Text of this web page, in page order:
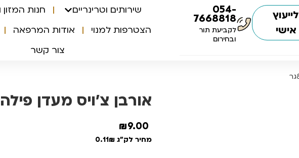
054-
7668818
לקביעת תור
ובחירום
לייעוץ
אישי
שירותים וטרינריים
חנות המזון
הצטרפות למנוי
אודות המרפאה
צור קשר
אורבן צ’ויס מעדן פילה
9.00
₪
מחיר לק"ג 0.11₪